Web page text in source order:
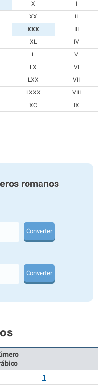
X
I
XX
II
XXX
III
XL
IV
L
V
LX
VI
LXX
VII
LXXX
VIII
XC IX
romanos
Converter
Converter
1